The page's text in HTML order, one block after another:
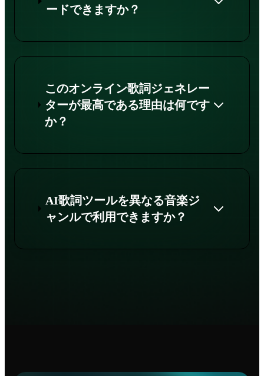
ードできますか？
このオンライン歌詞ジェネレー
ターが最高である理由は何です
か？
AI歌詞ツールを異なる音楽ジ
ャンルで利用できますか？